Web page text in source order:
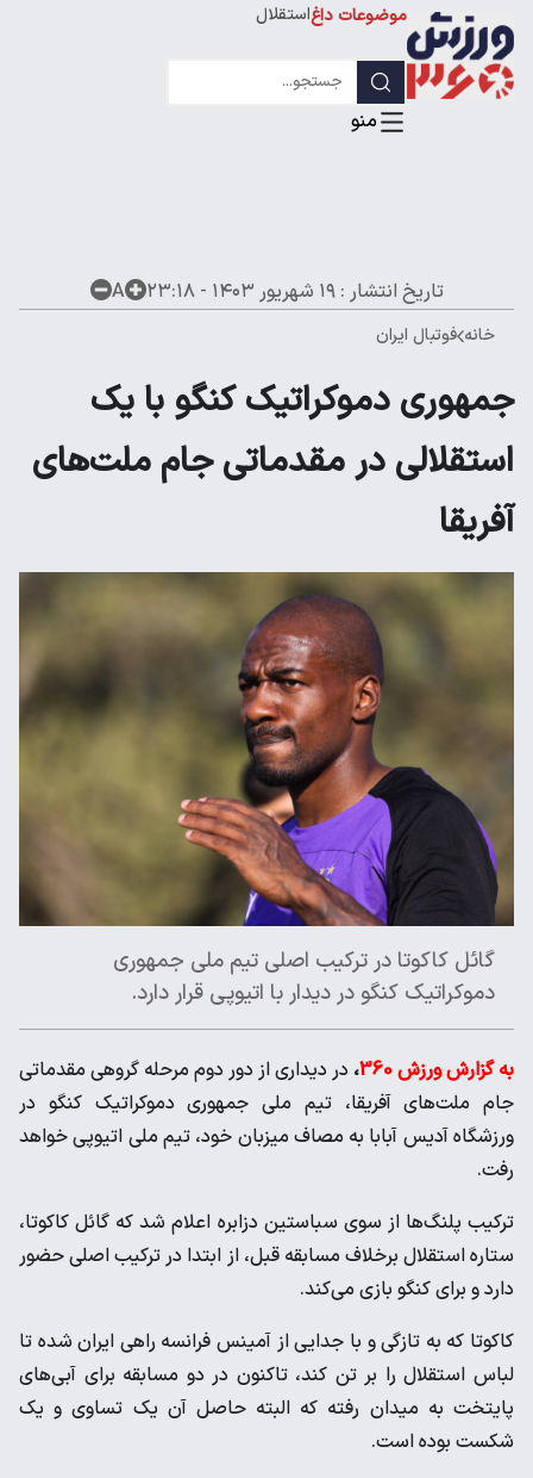
موضوعات داغاستقلال
تاریخ انتشار :۱۹ شهریور ۱۴۰۳ - ۲۳:۱۸ A
خانه فوتبال ایران
جمهوری دموکراتیک کنگو با یک
استقلالی در مقدماتی جام ملت‌های
آفریقا
گائل کاکوتا در ترکیب اصلی تیم ملی جمهوری
دموکراتیک کنگو در دیدار با اتیوپی قرار دارد.
به گزارش ورزش 360 ، در دیداری از دور دوم مرحله گروهی مقدماتی
جام ملت‌های آفریقا، تیم ملی جمهوری دموکراتیک کنگو در
ورزشگاه آدیس آبابا به مصاف میزبان خود، تیم ملی اتیوپی خواهد
رفت.
ترکیب پلنگ‌ها از سوی سباستین دزابره اعلام شد که گائل کاکوتا،
ستاره استقلال برخلاف مسابقه قبل، از ابتدا در ترکیب اصلی حضور
دارد و برای کنگو بازی می‌کند.
کاکوتا که به تازگی و با جدایی از آمینس فرانسه راهی ایران شده تا
لباس استقلال را بر تن کند، تاکنون در دو مسابقه برای آبی‌های
پایتخت به میدان رفته که البته حاصل آن یک تساوی و یک
شکست بوده است.